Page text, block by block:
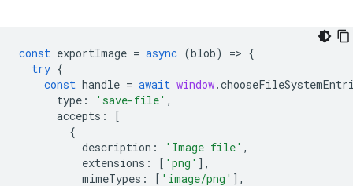
const exportImage = async (blob) => {
try {
const handle = await window.
type : 'save-file' ,
accepts :
[
{
description : 'Image file' ,
extensions : [ 'png' ],
mimeTypes : [ 'image/png' ],